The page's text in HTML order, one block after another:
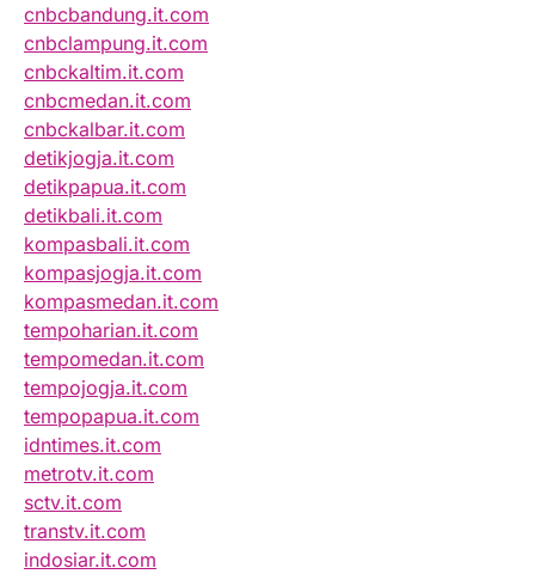
cnbcbandung.it.com
cnbclampung.it.com
cnbckaltim.it.com
cnbcmedan.it.com
cnbckalbar.it.com
detikjogja.it.com
detikpapua.it.com
detikbali.it.com
kompasbali.it.com
kompasjogja.it.com
kompasmedan.it.com
tempoharian.it.com
tempomedan.it.com
tempojogja.it.com
tempopapua.it.com
idntimes.it.com
metrotv.it.com
sctv.it.com
transtv.it.com
indosiar.it.com